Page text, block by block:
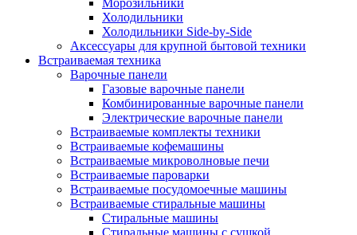
Морозильники
Холодильники
Холодильники Side-by-Side
Аксессуары для крупной бытовой техники
Встраиваемая техника
Варочные панели
Газовые варочные панели
Комбинированные варочные панели
Электрические варочные панели
Встраиваемые комплекты техники
Встраиваемые кофемашины
Встраиваемые микроволновые печи
Встраиваемые пароварки
Встраиваемые посудомоечные машины
Встраиваемые стиральные машины
Стиральные машины
Стиральные машины с сушкой